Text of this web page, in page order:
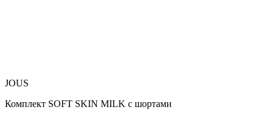
JOUS
Комплект SOFT SKIN MILK с шортами